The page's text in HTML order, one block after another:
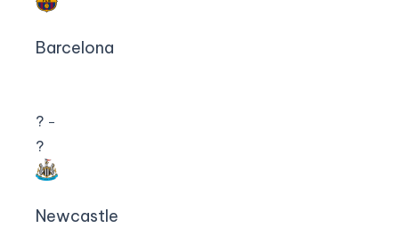
Barcelona
? –
?
Newcastle